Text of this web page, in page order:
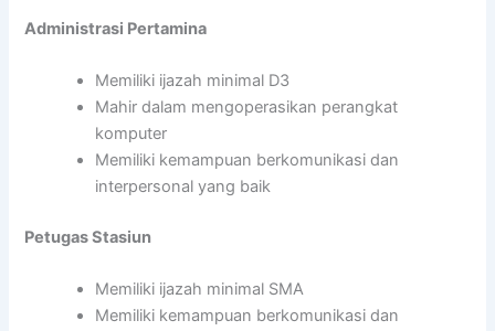
Administrasi Pertamina
Memiliki ijazah minimal D3
Mahir dalam mengoperasikan perangkat
komputer
Memiliki kemampuan berkomunikasi dan
interpersonal yang baik
Petugas Stasiun
Memiliki ijazah minimal SMA
Memiliki kemampuan berkomunikasi dan